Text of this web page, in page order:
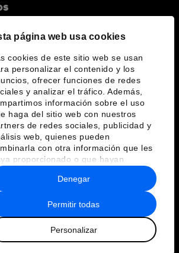
página web usa cookies
cookies de este sitio web se usan
personalizar el contenido y los
ofrecer funciones de redes
y analizar el tráfico. Además,
información sobre el uso
haga del sitio web con nuestros
de redes sociales, publicidad y
web, quienes pueden
con otra información que les
proporcionado o que hayan
a partir del uso que haya
de sus servicios.
Permitir todas
Personalizar
Denegar
el Foro
idiomas
privacidad y normas de uso
Sitemap
Foro Económico Mundial